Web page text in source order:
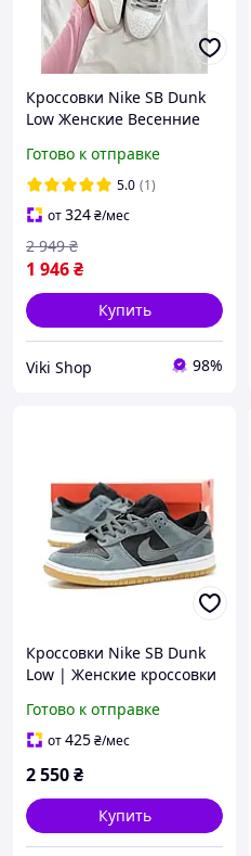
Кроссовки Nike SB Dunk
Low Женские Весенние
Белые с серым Стильные
Лето
Готово к отправке
5.0 (1)
от324₴/мес
1 946₴
2 949 ₴
Купить
Viki Shop 98%
Кроссовки Nike SB Dunk
Low | Женские кроссовки
прогулки
Готово к отправке
от425₴/мес
2 550₴
Купить